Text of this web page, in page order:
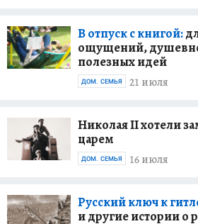
В отпуск с книгой:
ощущений,
полезных идей
21 июля
ДОМ. СЕМЬЯ
Николая II хотели
царем
16 июля
ДОМ. СЕМЬЯ
Русский ключ к
и другие истории о